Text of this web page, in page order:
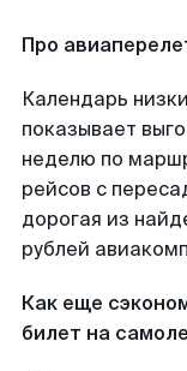
Про
Календарь
показывает
неделю по
рейсов с
дорогая из
рублей
Как еще
билет на